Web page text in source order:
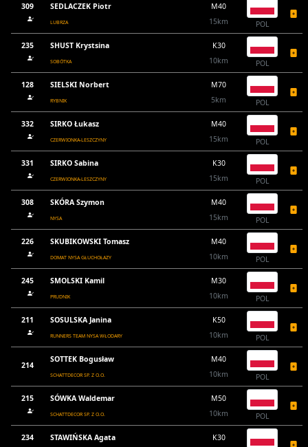
309 SEDLACZEK Piotr
LUBRZA
M40
15km
POL
235 SHUST Krystsina
SOBÓTKA
K30
10km
POL
128 SIELSKI Norbert
RYBNIK
M70
5km
POL
332 SIRKO Łukasz
CZERWIONKA-LESZCZYNY
M40
15km
POL
331 SIRKO Sabina
CZERWIONKA-LESZCZYNY
K30
15km
POL
308 SKÓRA Szymon
NYSA
M40
15km
POL
226 SKUBIKOWSKI Tomasz
DOMAT NYSA GŁUCHOŁAZY
M40
10km
POL
245 SMOLSKI Kamil
PRUDNIK
M30
10km
POL
211 SOSULSKA Janina
RUNNERS TEAM NYSA WŁODARY
K50
10km
POL
214
SOTTEK Bogusław
SCHATTDECOR SP. Z O.O.
M40
10km
POL
215 SÓWKA Waldemar
SCHATTDECOR SP. Z O.O.
M50
10km
POL
234 STAWIŃSKA Agata
K30